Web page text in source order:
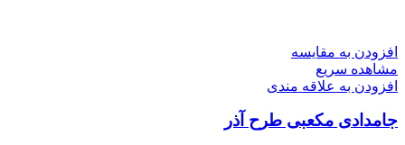
افزودن به مقایسه
مشاهده سریع
افزودن به علاقه مندی
جامدادی مکعبی طرح آذر